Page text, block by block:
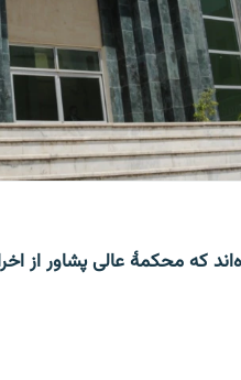
که محکمۀ عالی پشاور از